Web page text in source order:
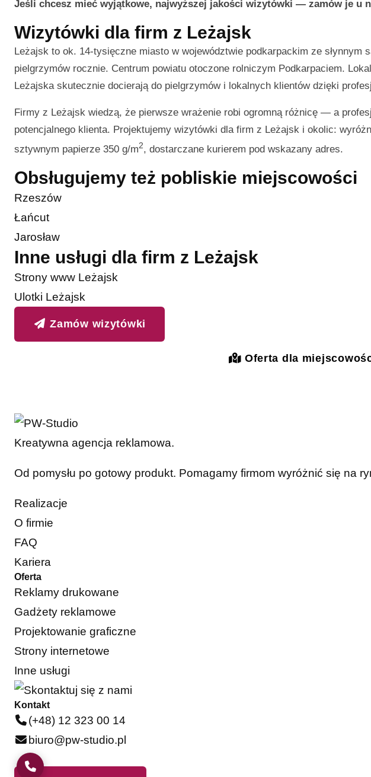
Jeśli chcesz mieć wyjątkowe, najwyższej jakości wizytówki — zamów je u
Wizytówki dla firm z Leżajsk
Leżajsk to ok. 14-tysięczne miasto w województwie podkarpackim ze
pielgrzymów rocznie. Centrum powiatu otoczone rolniczym Podkarpaciem.
Leżajska skutecznie docierają do pielgrzymów i lokalnych klientów dzięki
Firmy z Leżajsk wiedzą, że pierwsze wrażenie robi ogromną różnicę — a
potencjalnego klienta. Projektujemy wizytówki dla firm z Leżajsk i okolic:
sztywnym papierze 350 g/m2, dostarczane kurierem pod wskazany adres.
Obsługujemy też pobliskie miejscowości
Rzeszów
Łańcut
Jarosław
Inne usługi dla firm z Leżajsk
Strony www Leżajsk
Ulotki Leżajsk
Zamów wizytówki
Oferta dla
Kreatywna agencja reklamowa.
Od pomysłu po gotowy produkt. Pomagamy firmom wyróżnić się na
Realizacje
O firmie
FAQ
Kariera
Oferta
Reklamy drukowane
Gadżety reklamowe
Projektowanie graficzne
Strony internetowe
Inne usługi
Kontakt
(+48) 12 323 00 14
biuro@pw-studio.pl
ZADZWOŃ DO NAS!
(+48) 12 323 00 14